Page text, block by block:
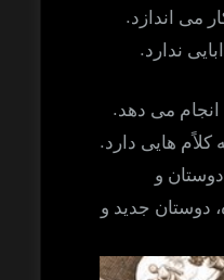
می اندازد.
ندارد.
انجام می دهد.
هایی دارد.
و
دوستان جدید و